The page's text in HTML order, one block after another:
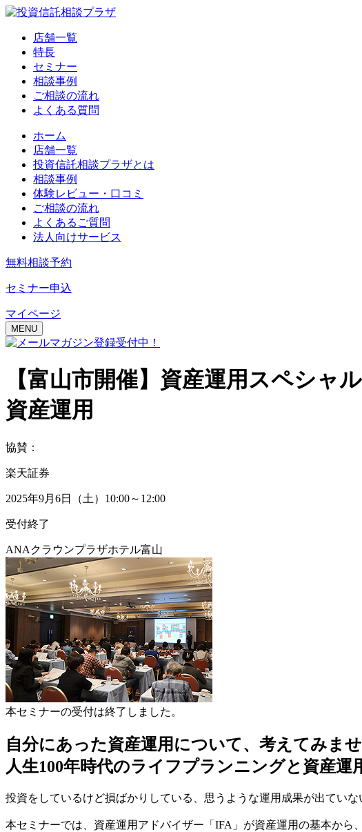
店舗一覧
特長
セミナー
相談事例
ご相談の流れ
よくある質問
ホーム
店舗一覧
投資信託相談プラザとは
相談事例
体験レビュー・口コミ
ご相談の流れ
よくあるご質問
法人向けサービス
無料相談予約
セミナー申込
マイページ
MENU
【富山市開催】 資産運用スペシャル
資産運用
協賛：
楽天証券
2025年9月6日（土）10:00～12:00
受付終了
ANAクラウンプラザホテル富山
本セミナーの受付は終了しました。
自分にあった資産運用について、考えてみま
人生100年時代のライフプランニングと資産運
投資をしているけど損ばかりしている、思うような運用成果が出てい
本セミナーでは、資産運用アドバイザー「IFA」が資産運用の基本か